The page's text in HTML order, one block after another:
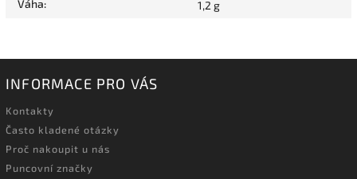
Váha: 1,2 g
INFORMACE PRO VÁS
Kontakty
Často kladené otázky
Proč nakoupit u nás
Puncovní značky